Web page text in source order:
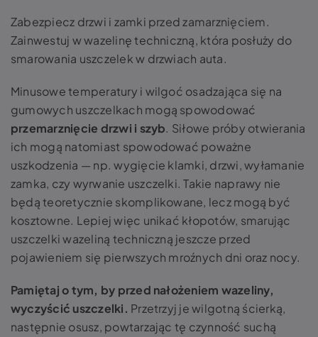
Zabezpiecz drzwi i zamki przed zamarznięciem.
Zainwestuj w wazelinę techniczną, która posłuży do
smarowania uszczelek w drzwiach auta.
Minusowe temperatury i wilgoć osadzająca się na
gumowych uszczelkach mogą spowodować
przemarznięcie drzwi i szyb. Siłowe próby otwierania
ich mogą natomiast spowodować poważne
uszkodzenia — np. wygięcie klamki, drzwi, wyłamanie
zamka, czy wyrwanie uszczelki. Takie naprawy nie
będą teoretycznie skomplikowane, lecz mogą być
kosztowne. Lepiej więc unikać kłopotów, smarując
uszczelki wazeliną techniczną jeszcze przed
pojawieniem się pierwszych mroźnych dni oraz nocy.
Pamiętaj o tym, by przed nałożeniem wazeliny,
wyczyścić uszczelki. Przetrzyj je wilgotną ścierką,
następnie osusz, powtarzając tę czynność suchą